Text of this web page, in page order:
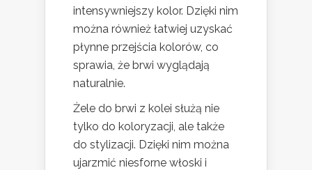
intensywniejszy kolor. Dzięki nim
można również łatwiej uzyskać
płynne przejścia kolorów, co
sprawia, że brwi wyglądają
naturalnie.
Żele do brwi z kolei służą nie
tylko do koloryzacji, ale także
do stylizacji. Dzięki nim można
ujarzmić niesforne włoski i